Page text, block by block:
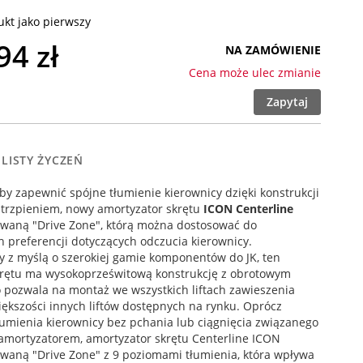
jako pierwszy
zł
NA ZAMÓWIENIE
Cena może ulec zmianie
Zapytaj
ŻYCZEŃ
zapewnić spójne tłumienie kierownicy dzięki konstrukcji
nowy amortyzator skrętu ICON Centerline
"Drive Zone", którą można dostosować do
preferencji dotyczących odczucia kierownicy.
z myślą o szerokiej gamie komponentów do JK, ten
ma wysokoprześwitową konstrukcję z obrotowym
na montaż we wszystkich liftach zawieszenia
innych liftów dostępnych na rynku. Oprócz
kierownicy bez pchania lub ciągnięcia związanego
amortyzator skrętu Centerline ICON
"Drive Zone" z 9 poziomami tłumienia, która wpływa